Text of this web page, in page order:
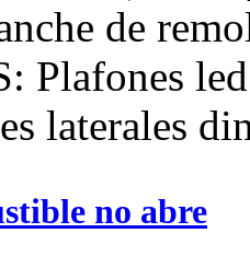
de
Plafones
laterales
no abre